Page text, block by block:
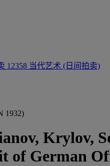
12358 当代艺术 (日间拍卖)
1932)
Krylov,
of German